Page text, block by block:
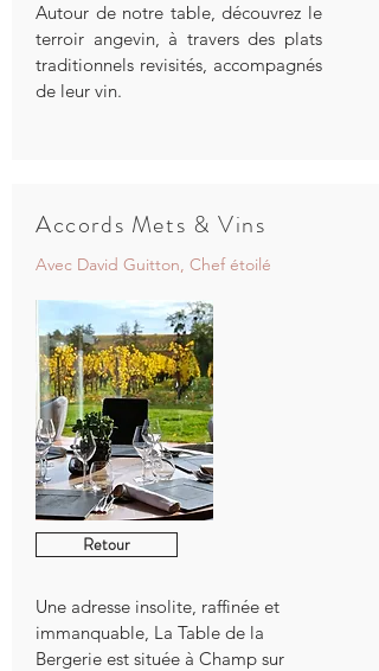
Autour de notre table, découvrez le
terroir angevin, à travers des plats
traditionnels revisités, accompagnés
de leur vin.
Accords Mets & Vins
Avec David Guitton, Chef étoilé
Retour
Une adresse insolite, raffinée et
immanquable, La Table de la
Bergerie est située à Champ sur